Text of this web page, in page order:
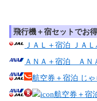
飛行機＋宿セットでお
ＪＡＬ＋宿泊 ＪＡ
ＡＮＡ＋宿泊 ＡＮ
航空券＋宿泊 じゃ
航空券＋宿